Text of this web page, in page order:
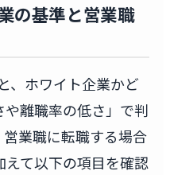
の基準と営業職
、ホワイト企業かど
離職率の低さ」で判
業職に転職する場合
て以下の項目を確認